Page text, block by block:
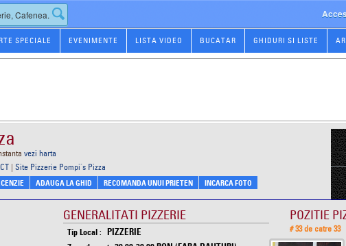
SPECIALE EVENIMENTE LISTA VIDEO BUCATAR GHIDURI SI LISTE
vezi harta
| Site Pizzerie Pompi`s Pizza
ADAUGA LA GHID RECOMANDA UNUI PRIETEN INCARCA FOTO
GENERALITATI PIZZERIE
Tip Local : PIZZERIE
POZITIE
# 33 de catre 33